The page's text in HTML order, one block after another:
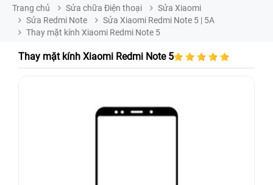
Trang chủ Sửa chữa Điện thoại
Sửa Xiaomi
Sửa Redmi Note
Sửa Xiaomi Redmi Note 5 | 5A
Thay mặt kính Xiaomi Redmi Note 5
Thay mặt kính Xiaomi Redmi Note 5